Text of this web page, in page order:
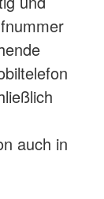
auch in